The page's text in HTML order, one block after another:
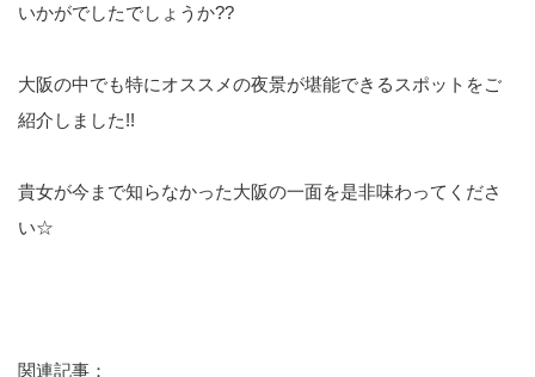
いかがでしたでしょうか??
大阪の中でも特にオススメの夜景が堪能できるスポットをご
紹介しました!!
貴女が今まで知らなかった大阪の一面を是非味わってくださ
い☆
関連記事：